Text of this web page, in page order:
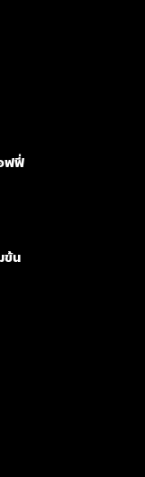
ฟฟี่
ข้น